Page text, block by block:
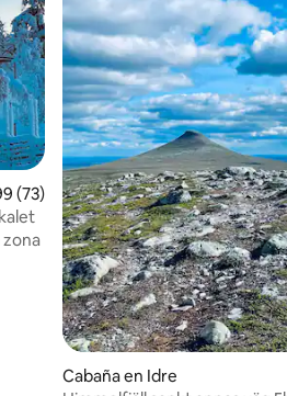
promedio: 4.99 de 5, 73
(73)
zona
Cabaña en Idre